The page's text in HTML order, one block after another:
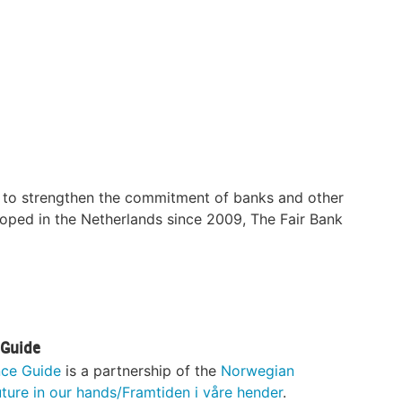
strengthen the commitment of banks and other
in the Netherlands since 2009, The Fair Bank
Guide is a partnership of the Norwegian
in our hands/Framtiden i våre hender.